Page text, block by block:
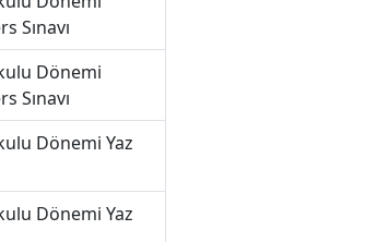
Sınavı
Dönemi
Sınavı
Dönemi Yaz
Dönemi Yaz